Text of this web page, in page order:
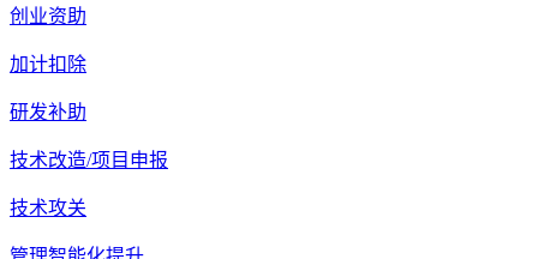
创业资助
加计扣除
研发补助
技术改造/项目申报
技术攻关